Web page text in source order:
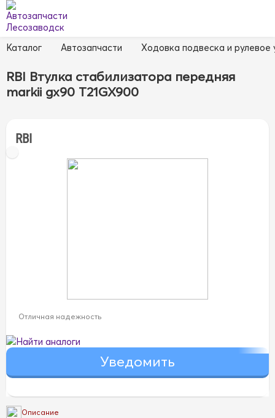
Каталог Автозапчасти Ходовка подвеска и рулевое
RBI Втулка стабилизатора передняя
markii gx90 T21GX900
RBI
Отличная надежность
Найти аналоги
Описание